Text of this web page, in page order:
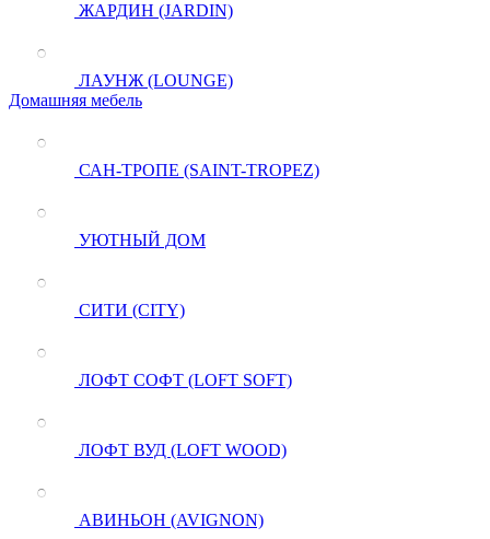
ЖАРДИН (JARDIN)
ЛАУНЖ (LOUNGE)
Домашняя мебель
САН-ТРОПЕ (SAINT-TROPEZ)
УЮТНЫЙ ДОМ
СИТИ (CITY)
ЛОФТ СОФТ (LOFT SOFT)
ЛОФТ ВУД (LOFT WOOD)
АВИНЬОН (AVIGNON)